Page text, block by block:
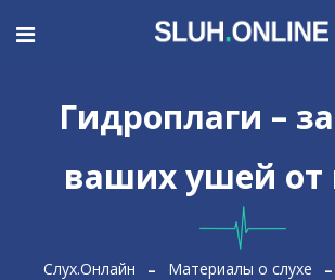
Гидроплаги –
ваших ушей от
Слух.Онлайн Материалы о слухе